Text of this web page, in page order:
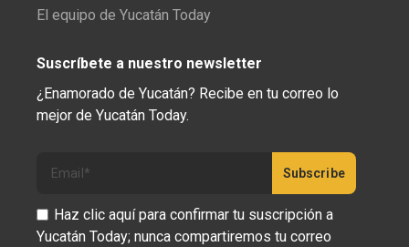
El equipo de Yucatán Today
Suscríbete a nuestro newsletter
¿Enamorado de Yucatán? Recibe en tu correo lo
mejor de Yucatán Today.
Haz clic aquí para confirmar tu suscripción a
Yucatán Today; nunca compartiremos tu correo